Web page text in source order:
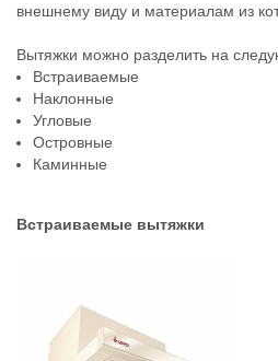
внешнему виду и материалам из
Вытяжки можно разделить на
Встраиваемые
Наклонные
Угловые
Островные
Каминные
Встраиваемые вытяжки